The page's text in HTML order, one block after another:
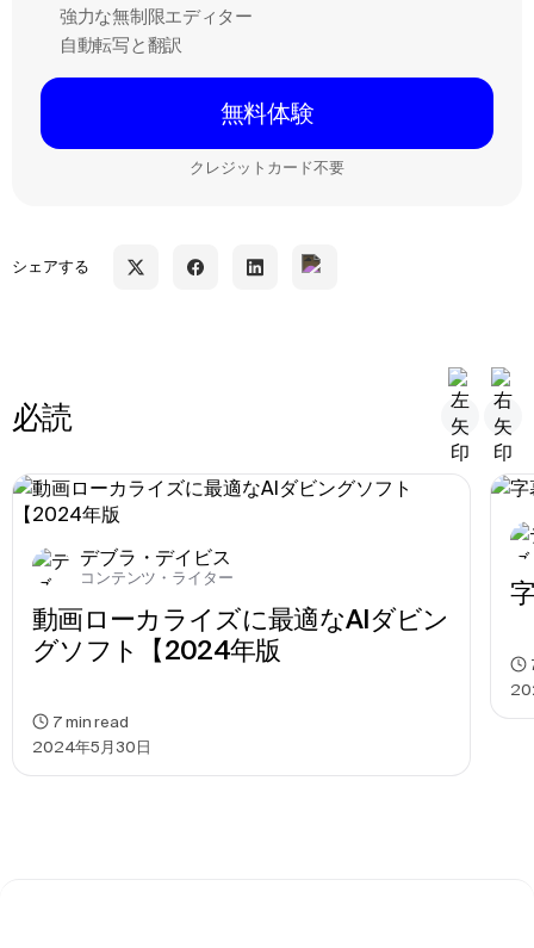
強力な無制限エディター
自動転写と翻訳
無料体験
クレジットカード不要
シェアする
必読
デブラ・デイビス
コンテンツ・ライター
動画ローカライズに最適なAIダビン
グソフト【2024年版
2024年5月30日
7 min read